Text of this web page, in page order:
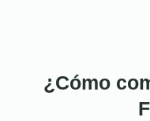
¿Cómo